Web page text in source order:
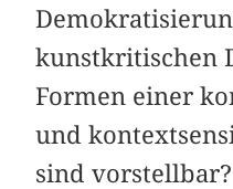
kunstkritischen
Formen einer
und
sind